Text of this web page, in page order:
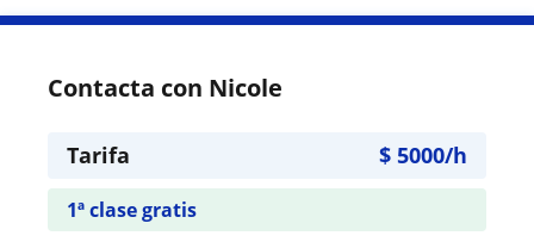
Contacta con Nicole
Tarifa $ 5000/h
1ª clase gratis